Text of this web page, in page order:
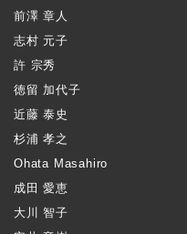
前澤 章人
志村 元子
許 宗秀
徳留 加代子
近藤 泰史
杉浦 孝之
Ohata Masahiro
成田 愛恵
大川 智子